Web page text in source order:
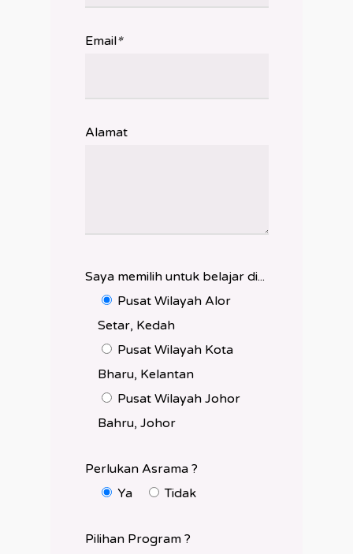
Email*
Alamat
Saya memilih untuk belajar di...
Pusat Wilayah Alor
Setar, Kedah
Pusat Wilayah Kota
Bharu, Kelantan
Pusat Wilayah Johor
Bahru, Johor
Perlukan Asrama ?
Ya
Tidak
Pilihan Program ?